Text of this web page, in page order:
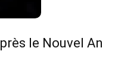
le Nouvel An